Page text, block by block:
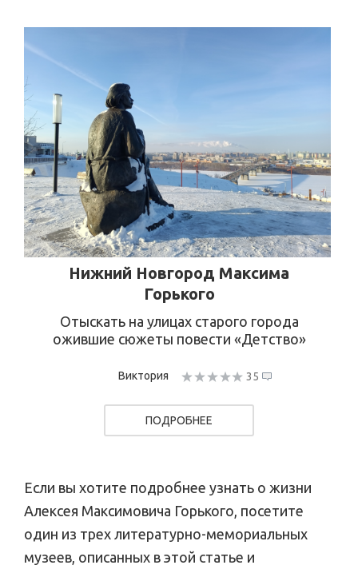
Нижний Новгород Максима
Горького
Отыскать на улицах старого города
ожившие сюжеты повести «Детство»
Виктория 35
ПОДРОБНЕЕ
Если вы хотите подробнее узнать о жизни
Алексея Максимовича Горького, посетите
один из трех литературно-мемориальных
музеев, описанных в этой статье и